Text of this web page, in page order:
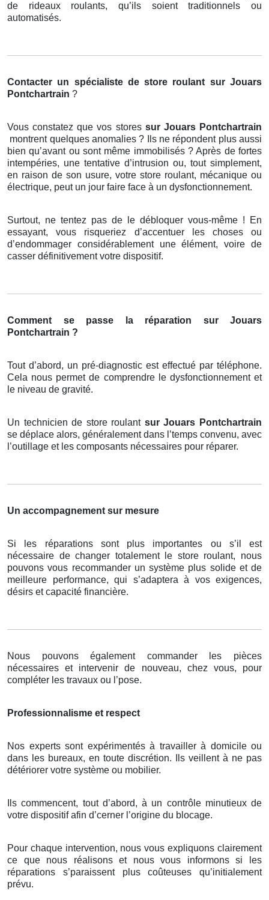
de rideaux roulants, qu’ils soient traditionnels ou
automatisés.
Contacter un spécialiste de store roulant sur Jouars
Pontchartrain ?
Vous constatez que vos stores sur Jouars Pontchartrain
montrent quelques anomalies ? Ils ne répondent plus aussi
bien qu’avant ou sont même immobilisés ? Après de fortes
intempéries, une tentative d’intrusion ou, tout simplement,
en raison de son usure, votre store roulant, mécanique ou
électrique, peut un jour faire face à un dysfonctionnement.
Surtout, ne tentez pas de le débloquer vous-même ! En
essayant, vous risqueriez d’accentuer les choses ou
d’endommager considérablement une élément, voire de
casser définitivement votre dispositif.
Comment se passe la réparation sur Jouars
Pontchartrain ?
Tout d’abord, un pré-diagnostic est effectué par téléphone.
Cela nous permet de comprendre le dysfonctionnement et
le niveau de gravité.
Un technicien de store roulant sur Jouars Pontchartrain
se déplace alors, généralement dans l’temps convenu, avec
l’outillage et les composants nécessaires pour réparer.
Un accompagnement sur mesure
Si les réparations sont plus importantes ou s’il est
nécessaire de changer totalement le store roulant, nous
pouvons vous recommander un système plus solide et de
meilleure performance, qui s’adaptera à vos exigences,
désirs et capacité financière.
Nous pouvons également commander les pièces
nécessaires et intervenir de nouveau, chez vous, pour
compléter les travaux ou l’pose.
Professionnalisme et respect
Nos experts sont expérimentés à travailler à domicile ou
dans les bureaux, en toute discrétion. Ils veillent à ne pas
détériorer votre système ou mobilier.
Ils commencent, tout d’abord, à un contrôle minutieux de
votre dispositif afin d’cerner l’origine du blocage.
Pour chaque intervention, nous vous expliquons clairement
ce que nous réalisons et nous vous informons si les
réparations s’paraissent plus coûteuses qu’initialement
prévu.